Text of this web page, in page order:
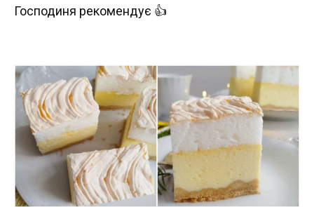
Господиня рекомендує 👍